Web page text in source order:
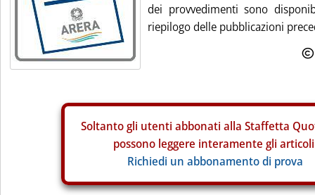
dei provvedimenti sono
riepilogo delle pubblicazioni
Soltanto gli utenti abbonati alla Staffetta
possono leggere interamente gli
Richiedi un abbonamento di prova